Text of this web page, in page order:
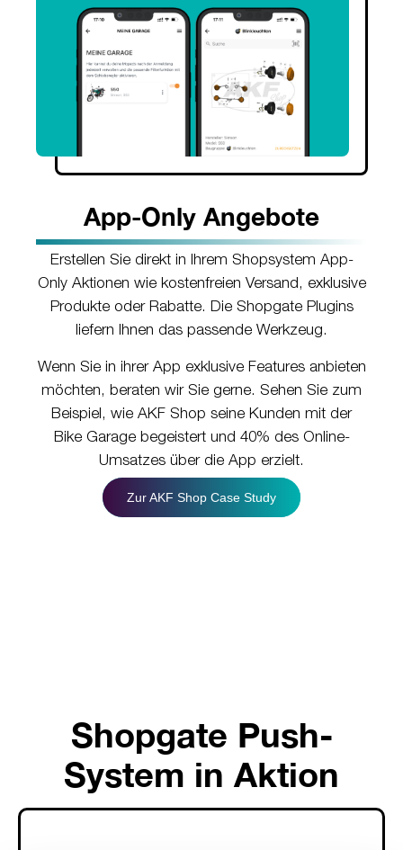
App-Only Angebote
Erstellen Sie direkt in Ihrem Shopsystem App-
Only Aktionen wie kostenfreien Versand, exklusive
Produkte oder Rabatte. Die Shopgate Plugins
liefern Ihnen das passende Werkzeug.
Wenn Sie in ihrer App exklusive Features anbieten
möchten, beraten wir Sie gerne. Sehen Sie zum
Beispiel, wie AKF Shop seine Kunden mit der
Bike Garage begeistert und 40% des Online-
Umsatzes über die App erzielt.
Zur AKF Shop Case Study
Shopgate Push-
System in Aktion